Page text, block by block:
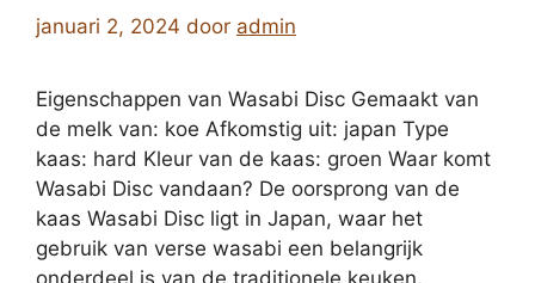
januari 2, 2024 door admin
Eigenschappen van Wasabi Disc Gemaakt van
de melk van: koe Afkomstig uit: japan Type
kaas: hard Kleur van de kaas: groen Waar komt
Wasabi Disc vandaan? De oorsprong van de
kaas Wasabi Disc ligt in Japan, waar het
gebruik van verse wasabi een belangrijk